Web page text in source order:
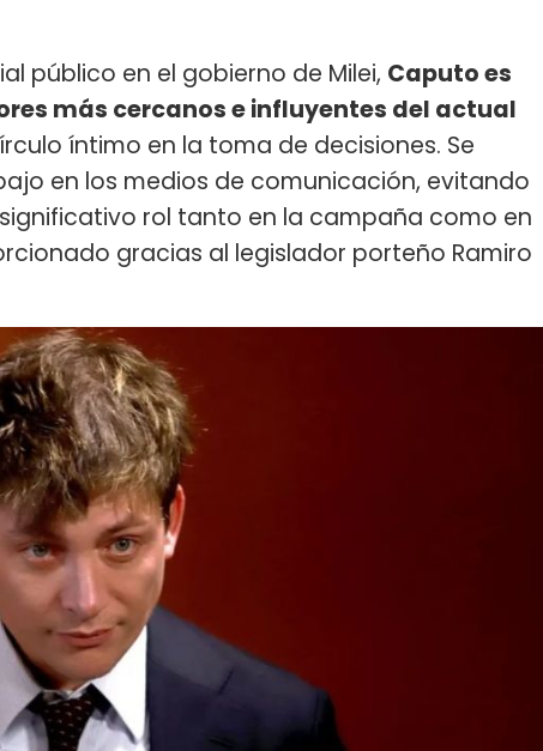
público en el gobierno de Milei, Caputo es
más cercanos e influyentes del actual
íntimo en la toma de decisiones. Se
en los medios de comunicación, evitando
rol tanto en la campaña como en
gracias al legislador porteño Ramiro